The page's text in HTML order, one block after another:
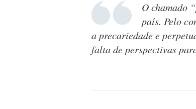
O chamado
país. Pelo
a precariedade e
falta de perspectivas